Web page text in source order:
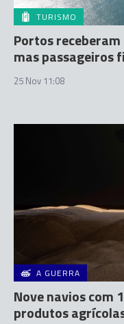
TURISMO
Portos
mas passageiros
25 Nov 11:08
A GUERRA
Nove navios com
produtos